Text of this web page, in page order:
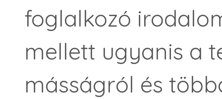
foglalkozó
mellett ugyanis a
másságról és